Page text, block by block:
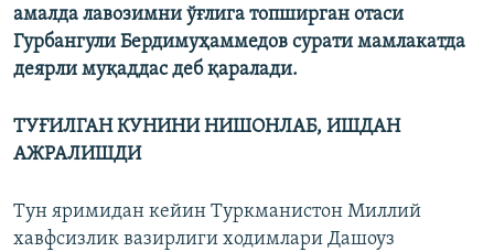
амалда лавозимни ўғлига топширган отаси
Гурбангули Бердимуҳаммедов сурати мамлакатда
деярли муқаддас деб қаралади.
ТУҒИЛГАН КУНИНИ НИШОНЛАБ, ИШДАН
АЖРАЛИШДИ
Тун яримидан кейин Туркманистон Миллий
хавфсизлик вазирлиги ходимлари Дашоуз